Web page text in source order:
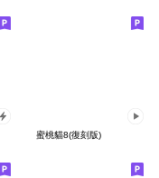
蜜桃貓8(復刻版)